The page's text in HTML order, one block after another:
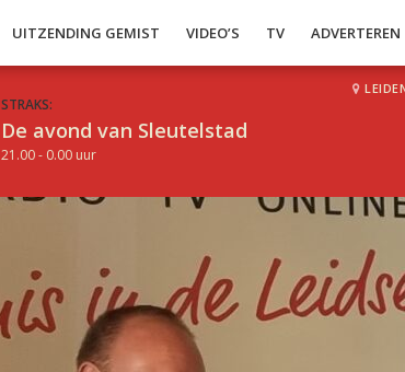
UITZENDING GEMIST VIDEO’S TV ADVERTEREN
STRAKS:
De avond van Sleutelstad
21.00 - 0.00 uur